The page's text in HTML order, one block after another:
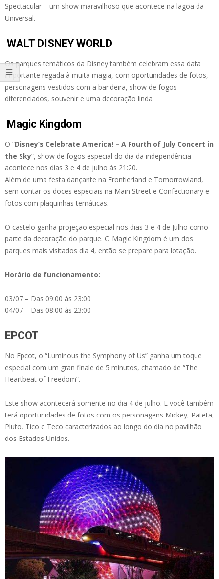
Spectacular – um show maravilhoso que acontece na lagoa da
Universal.
WALT DISNEY WORLD
Os parques temáticos da Disney também celebram essa data
importante regada à muita magia, com oportunidades de fotos,
personagens vestidos com a bandeira, show de fogos
diferenciados, souvenir e uma decoração linda.
Magic Kingdom
O “Disney’s Celebrate America! – A Fourth of July Concert in
the Sky”, show de fogos especial do dia da independência
acontece nos dias 3 e 4 de julho às 21:20.
Além de uma festa dançante na Frontierland e Tomorrowland,
sem contar os doces especiais na Main Street e Confectionary e
fotos com plaquinhas temáticas.
O castelo ganha projeção especial nos dias 3 e 4 de Julho como
parte da decoração do parque. O Magic Kingdom é um dos
parques mais visitados dia 4, então se prepare para lotação.
Horário de funcionamento:
03/07 – Das 09:00 às 23:00
04/07 – Das 08:00 às 23:00
EPCOT
No Epcot, o “Luminous the Symphony of Us” ganha um toque
especial com um gran finale de 5 minutos, chamado de “The
Heartbeat of Freedom”.
Este show acontecerá somente no dia 4 de julho. E você também
terá oportunidades de fotos com os personagens Mickey, Pateta,
Pluto, Tico e Teco caracterizados ao longo do dia no pavilhão
dos Estados Unidos.